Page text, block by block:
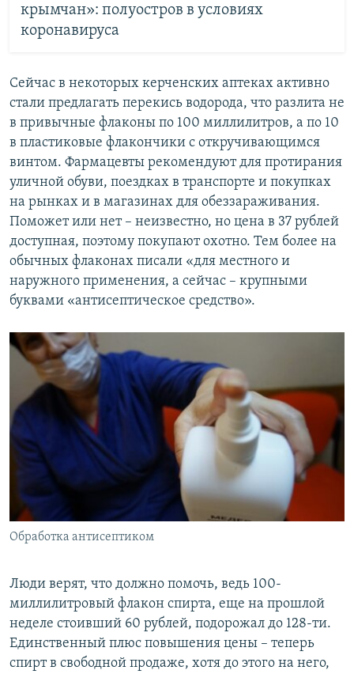
крымчан»: полуостров в условиях
коронавируса
Сейчас в некоторых керченских аптеках активно
стали предлагать перекись водорода, что разлита не
в привычные флаконы по 100 миллилитров, а по 10
в пластиковые флакончики с откручивающимся
винтом. Фармацевты рекомендуют для протирания
уличной обуви, поездках в транспорте и покупках
на рынках и в магазинах для обеззараживания.
Поможет или нет – неизвестно, но цена в 37 рублей
доступная, поэтому покупают охотно. Тем более на
обычных флаконах писали «для местного и
наружного применения, а сейчас – крупными
буквами «антисептическое средство».
Обработка антисептиком
Люди верят, что должно помочь, ведь 100-
миллилитровый флакон спирта, еще на прошлой
неделе стоивший 60 рублей, подорожал до 128-ти.
Единственный плюс повышения цены – теперь
спирт в свободной продаже, хотя до этого на него,